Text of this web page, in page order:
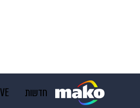
חדשות